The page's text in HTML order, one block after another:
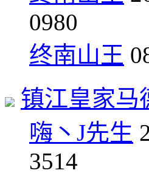
0980
终南山王
镇江皇家马
嗨丶J先生
3514